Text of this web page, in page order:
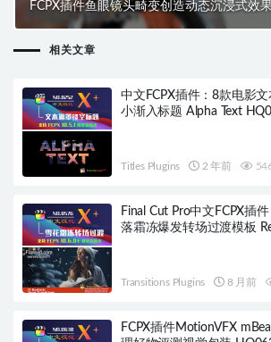
FCPX插件鱼眼镜头畸变创造动态沉浸式效
预设 Fisheye HQ0639
相关文章
中文FCPX插件：8款电影
小渐入标题 Alpha Text
Titles Plugins 2 年前
Final Cut Pro中文FCPX插
落霜冻爆发转场过渡模板
Transitions Plugins 8 月前
FCPX插件MotionVFX